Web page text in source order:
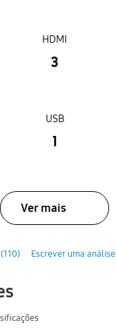
HDMI
3
USB
1
Ver mais
(110) Escrever uma análise